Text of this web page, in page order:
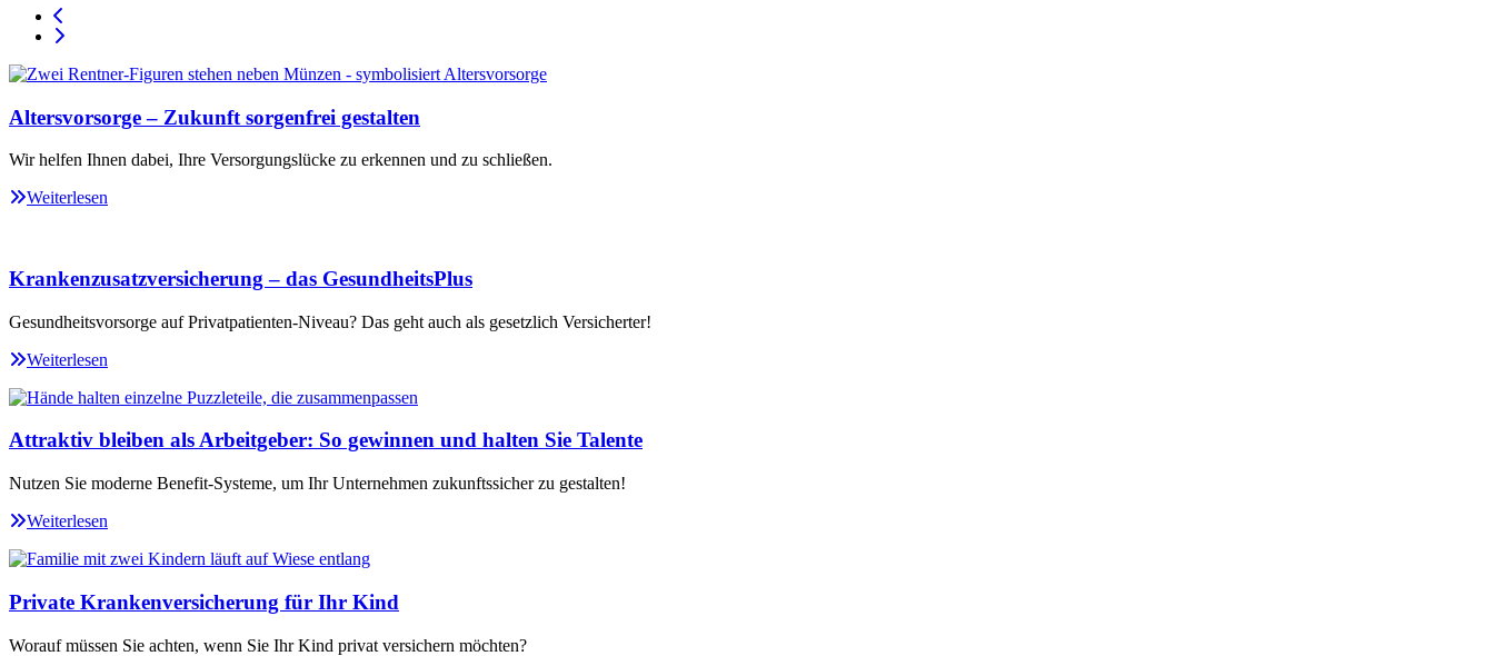
Altersvorsorge – Zukunft sorgenfrei gestalten
Wir helfen Ihnen dabei, Ihre Versorgungslücke zu erkennen und zu schließen.
Weiterlesen
Krankenzusatzversicherung – das GesundheitsPlus
Gesundheitsvorsorge auf Privatpatienten-Niveau? Das geht auch als gesetzlich Versicherter!
Weiterlesen
Attraktiv bleiben als Arbeitgeber: So gewinnen und halten Sie Talente
Nutzen Sie moderne Benefit-Systeme, um Ihr Unternehmen zukunftssicher zu gestalten!
Weiterlesen
Private Krankenversicherung für Ihr Kind
Worauf müssen Sie achten, wenn Sie Ihr Kind privat versichern möchten?